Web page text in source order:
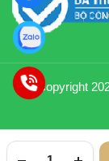
Copyright